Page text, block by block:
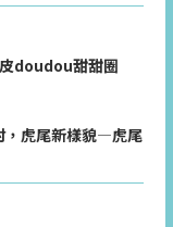
doudou甜甜圈
，虎尾新樣貌—虎尾